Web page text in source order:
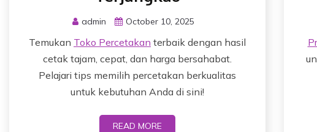
admin October 10, 2025
Temukan Toko Percetakan terbaik dengan hasil
cetak tajam, cepat, dan harga bersahabat.
Pelajari tips memilih percetakan berkualitas
untuk kebutuhan Anda di sini!
READ MORE